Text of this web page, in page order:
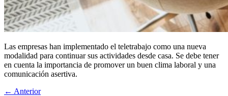
Las empresas han implementado el teletrabajo como una nueva
modalidad para continuar sus actividades desde casa. Se debe tener
en cuenta la importancia de promover un buen clima laboral y una
comunicación asertiva.
← Anterior